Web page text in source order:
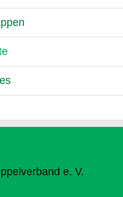
e. V.